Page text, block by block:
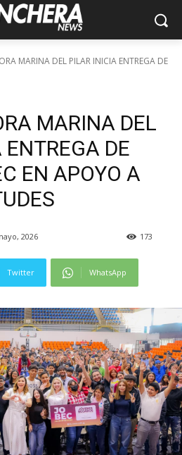
MARINA DEL PILAR INICIA ENTREGA DE
MARINA DEL
DE
EN APOYO A
2026 173
Twitter WhatsApp